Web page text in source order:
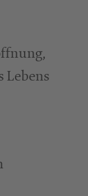
Lebens